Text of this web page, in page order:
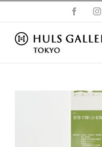
to
content
掲載情報：炎
界で輝